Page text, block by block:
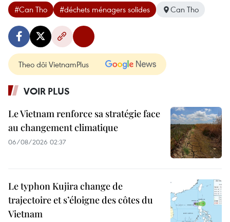
#Can Tho #déchets ménagers solides Can Tho
Theo dõi VietnamPlus
VOIR PLUS
Le Vietnam renforce sa stratégie face
au changement climatique
06/08/2026 02:37
Le typhon Kujira change de
trajectoire et s’éloigne des côtes du
Vietnam